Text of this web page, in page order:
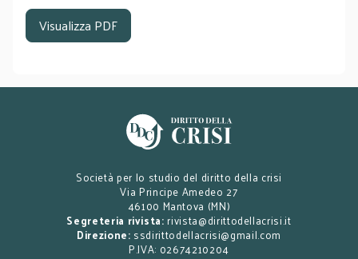
Visualizza PDF
Società per lo studio del diritto della crisi
Via Principe Amedeo 27
46100 Mantova (MN)
Segreteria rivista: rivista@dirittodellacrisi.it
Direzione: ssdirittodellacrisi@gmail.com
P.IVA: 02674210204